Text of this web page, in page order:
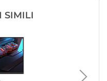
SIMILI